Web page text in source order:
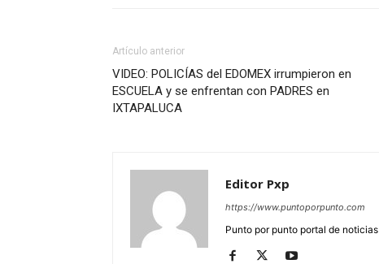
Artículo anterior
VIDEO: POLICÍAS del EDOMEX irrumpieron en
ESCUELA y se enfrentan con PADRES en
IXTAPALUCA
Editor Pxp
https://www.puntoporpunto.com
Punto por punto portal de noticias